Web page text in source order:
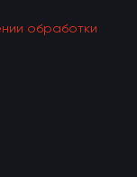
обработки